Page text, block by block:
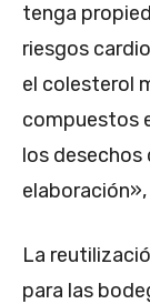
tenga
riesgos
el colesterol
compuestos
los desechos
elaboración»,
La
para las